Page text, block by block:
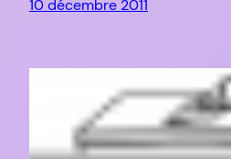
10 décembre 2011